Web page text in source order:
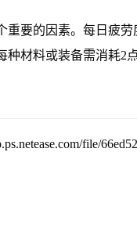
重要的因素。每日疲
种材料或装备需消耗2